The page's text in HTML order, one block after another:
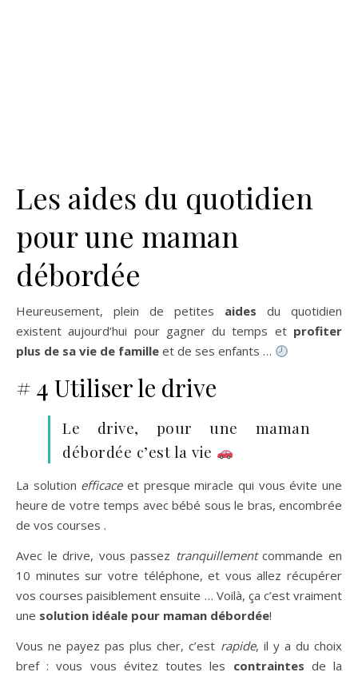
Les aides du quotidien
pour une maman
débordée
Heureusement, plein de petites aides du quotidien
existent aujourd’hui pour gagner du temps et profiter
plus de sa vie de famille et de ses enfants …
# 4 Utiliser le drive
Le drive, pour une maman
débordée c’est la vie
La solution efficaceet presque miracle qui vous évite une
heure de votre temps avec bébé sous le bras, encombrée
de vos courses .
Avec le drive, vous passez tranquillementcommande en
10 minutes sur votre téléphone, et vous allez récupérer
vos courses paisiblement ensuite … Voilà, ça c’est vraiment
une solution idéale pour maman débordée!
Vous ne payez pas plus cher, c’est rapide, il y a du choix
bref : vous vous évitez toutes les contraintes de la